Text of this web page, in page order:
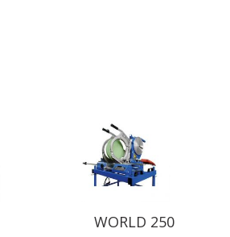
WORLD 250